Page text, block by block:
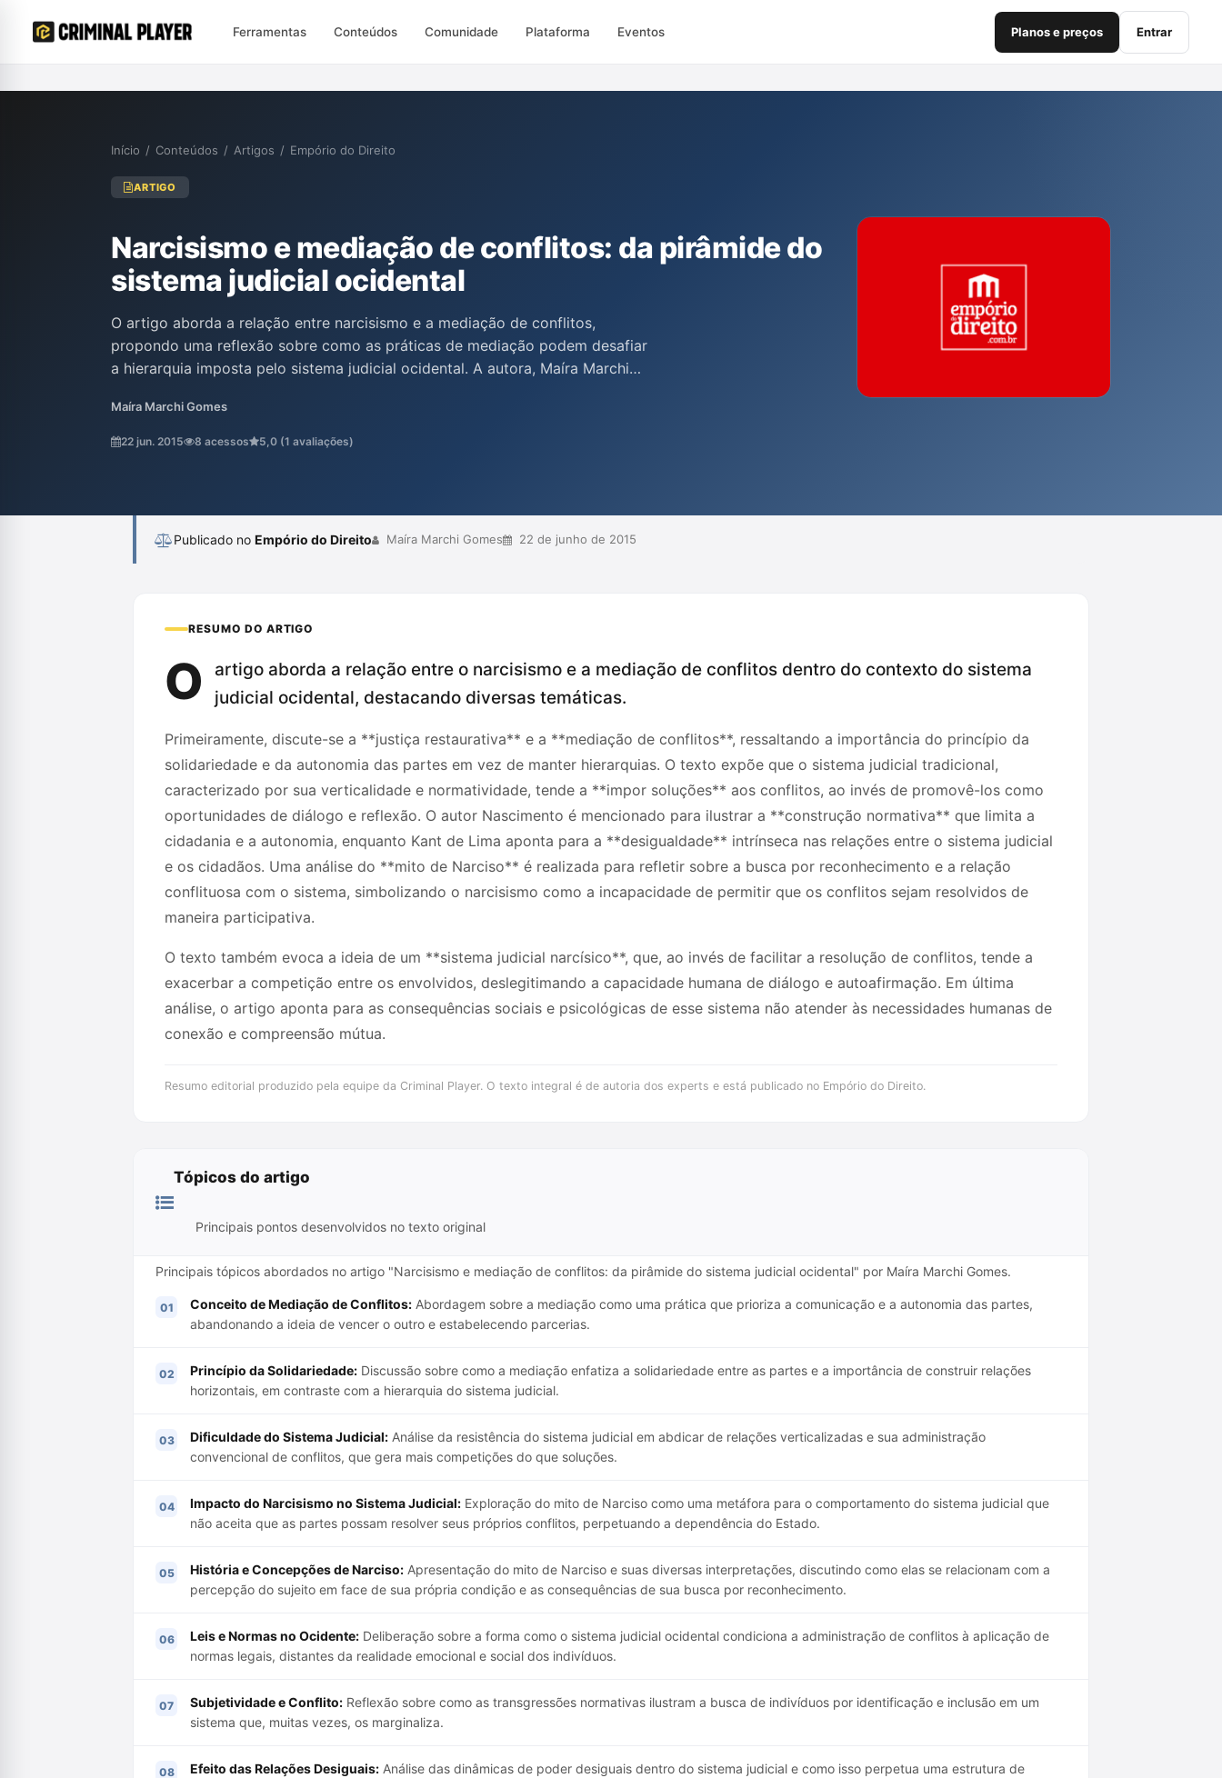
Ferramentas Conteúdos Comunidade Plataforma Eventos Planos e preços Entrar
Início / Conteúdos / Artigos / Empório do Direito
ARTIGO
Narcisismo e mediação de conflitos: da pirâmide do
sistema judicial ocidental
O artigo aborda a relação entre narcisismo e a mediação de conflitos,
propondo uma reflexão sobre como as práticas de mediação podem desafiar
a hierarquia imposta pelo sistema judicial ocidental. A autora, Maíra Marchi
envolvidas, ao contrário do sistema tradicional, que tende a manter uma
postura competitiva. A análise inclui referências ao mito de Narciso,
Maíra Marchi Gomes
22 jun. 2015 8 acessos 5,0 (1 avaliações)
Publicado no Empório do Direito Maíra Marchi Gomes 22 de junho de 2015
RESUMO DO ARTIGO
O
artigo aborda a relação entre o narcisismo e a mediação de conflitos dentro do contexto do sistema
judicial ocidental, destacando diversas temáticas.
Primeiramente, discute-se a **justiça restaurativa** e a **mediação de conflitos**, ressaltando a importância do princípio da
solidariedade e da autonomia das partes em vez de manter hierarquias. O texto expõe que o sistema judicial tradicional,
caracterizado por sua verticalidade e normatividade, tende a **impor soluções** aos conflitos, ao invés de promovê-los como
oportunidades de diálogo e reflexão. O autor Nascimento é mencionado para ilustrar a **construção normativa** que limita a
cidadania e a autonomia, enquanto Kant de Lima aponta para a **desigualdade** intrínseca nas relações entre o sistema judicial
e os cidadãos. Uma análise do **mito de Narciso** é realizada para refletir sobre a busca por reconhecimento e a relação
conflituosa com o sistema, simbolizando o narcisismo como a incapacidade de permitir que os conflitos sejam resolvidos de
maneira participativa.
O texto também evoca a ideia de um **sistema judicial narcísico**, que, ao invés de facilitar a resolução de conflitos, tende a
exacerbar a competição entre os envolvidos, deslegitimando a capacidade humana de diálogo e autoafirmação. Em última
análise, o artigo aponta para as consequências sociais e psicológicas de esse sistema não atender às necessidades humanas de
conexão e compreensão mútua.
Resumo editorial produzido pela equipe da Criminal Player. O texto integral é de autoria dos experts e está publicado no Empório do Direito.
Tópicos do artigo
Principais pontos desenvolvidos no texto original
Principais tópicos abordados no artigo "Narcisismo e mediação de conflitos: da pirâmide do sistema judicial ocidental" por Maíra Marchi Gomes.
Conceito de Mediação de Conflitos: Abordagem sobre a mediação como uma prática que prioriza a comunicação e a autonomia das partes,
abandonando a ideia de vencer o outro e estabelecendo parcerias.
Princípio da Solidariedade: Discussão sobre como a mediação enfatiza a solidariedade entre as partes e a importância de construir relações
horizontais, em contraste com a hierarquia do sistema judicial.
Dificuldade do Sistema Judicial: Análise da resistência do sistema judicial em abdicar de relações verticalizadas e sua administração
convencional de conflitos, que gera mais competições do que soluções.
Impacto do Narcisismo no Sistema Judicial: Exploração do mito de Narciso como uma metáfora para o comportamento do sistema judicial que
não aceita que as partes possam resolver seus próprios conflitos, perpetuando a dependência do Estado.
História e Concepções de Narciso: Apresentação do mito de Narciso e suas diversas interpretações, discutindo como elas se relacionam com a
percepção do sujeito em face de sua própria condição e as consequências de sua busca por reconhecimento.
Leis e Normas no Ocidente: Deliberação sobre a forma como o sistema judicial ocidental condiciona a administração de conflitos à aplicação de
normas legais, distantes da realidade emocional e social dos indivíduos.
Subjetividade e Conflito: Reflexão sobre como as transgressões normativas ilustram a busca de indivíduos por identificação e inclusão em um
sistema que, muitas vezes, os marginaliza.
Efeito das Relações Desiguais: Análise das dinâmicas de poder desiguais dentro do sistema judicial e como isso perpetua uma estrutura de